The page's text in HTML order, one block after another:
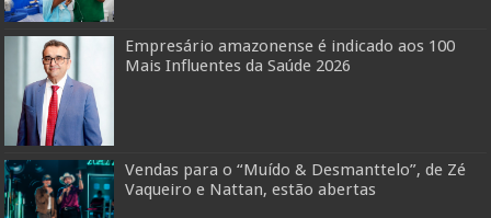
Empresário amazonense é indicado aos 100
Mais Influentes da Saúde 2026
Vendas para o “Muído & Desmanttelo”, de Zé
Vaqueiro e Nattan, estão abertas